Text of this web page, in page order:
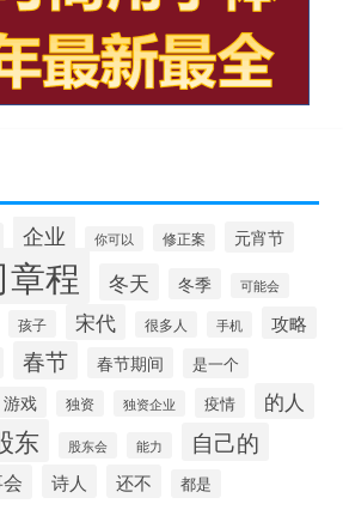
企业 你可以 修正案 元宵节
程 冬天 冬季 可能会
孩子 宋代 很多人 手机 攻略
春节 春节期间 是一个
游戏 独资 独资企业 疫情 的人
东 股东会 能力 自己的
诗人 还不 都是